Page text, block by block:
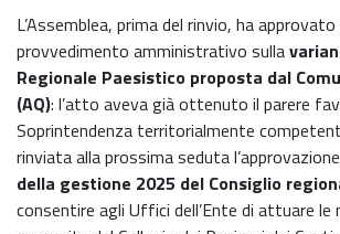
L’Assemblea, prima del rinvio, ha approvato
provvedimento amministrativo sulla
Regionale Paesistico proposta dal
(AQ): l’atto aveva già ottenuto il parere
Soprintendenza territorialmente
rinviata alla prossima seduta
della gestione 2025 del Consiglio
consentire agli Uffici dell’Ente di attuare